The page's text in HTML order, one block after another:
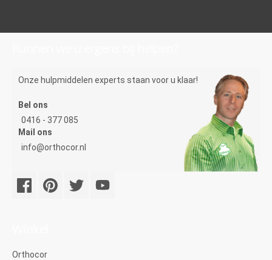
Onze hulpmiddelen experts staan voor u klaar!
Bel ons
0416 - 377 085
Mail ons
info@orthocor.nl
Orthocor